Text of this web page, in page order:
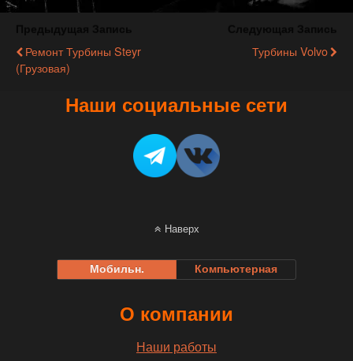
Ремонт Турбины Steyr
(грузовая)
Турбины Volvo
Наши социальные сети
Наверх
Мобильн. Компьютерная
О компании
Наши работы